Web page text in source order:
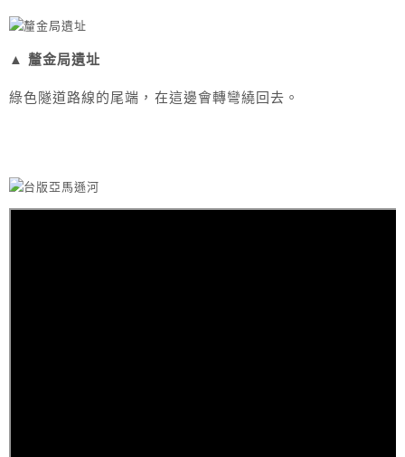
▲ 釐金局遺址
綠色隧道路線的尾端，在這邊會轉彎繞回去。